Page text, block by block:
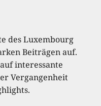
des Luxembourg
Beiträgen auf.
interessante
Vergangenheit